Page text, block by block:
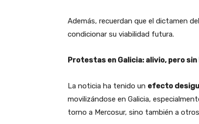
Además, recuerdan que el dictamen
condicionar su viabilidad futura.
Protestas en Galicia: alivio, pero
La noticia ha tenido un efecto
movilizándose en Galicia,
torno a Mercosur, sino también a